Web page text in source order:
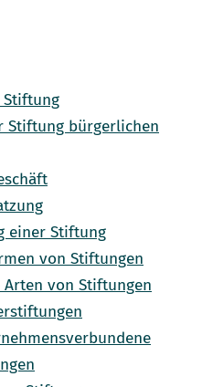
Stiftung
Stiftung bürgerlichen
einer Stiftung
von Stiftungen
Arten von Stiftungen